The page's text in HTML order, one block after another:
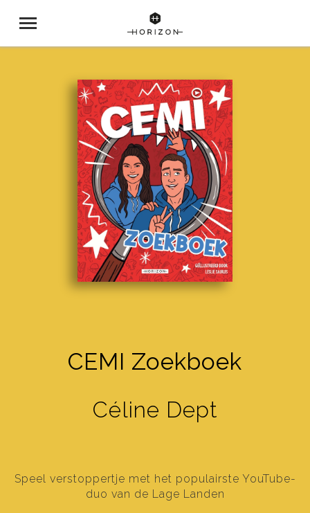
CEMI Zoekboek
Céline Dept
Speel verstoppertje met het populairste YouTube-
duo van de Lage Landen